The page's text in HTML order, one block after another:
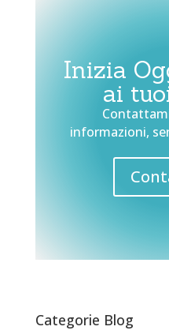
Inizia
ai
informazioni,
Categorie Blog